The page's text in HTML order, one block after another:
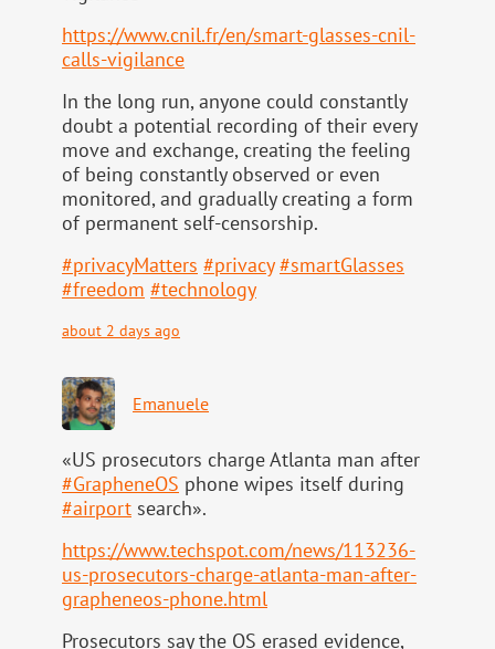
https://www.cnil.fr/en/smart-glasses-cnil-
calls-vigilance
In the long run, anyone could constantly
doubt a potential recording of their every
move and exchange, creating the feeling
of being constantly observed or even
monitored, and gradually creating a form
of permanent self-censorship.
#privacyMatters #privacy #smartGlasses
#freedom #technology
about 2 days ago
Emanuele
«US prosecutors charge Atlanta man after
#GrapheneOS phone wipes itself during
#airport search».
https://www.techspot.com/news/113236-
us-prosecutors-charge-atlanta-man-after-
grapheneos-phone.html
Prosecutors say the OS erased evidence,